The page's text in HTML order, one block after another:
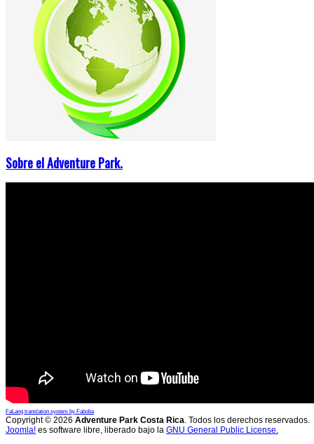
Sobre el Adventure Park.
FaLang translation system by Faboba
Copyright © 2026 Adventure Park Costa Rica. Todos los derechos reservados.
Joomla! es software libre, liberado bajo la GNU General Public License.